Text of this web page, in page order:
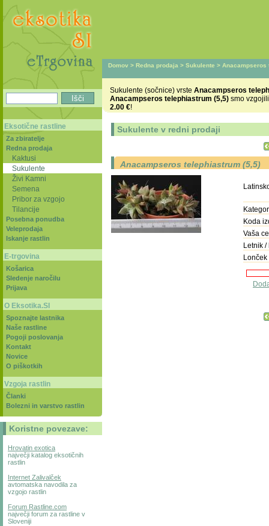
Domov > Redna prodaja > Sukulente > Anacampseros
Sukulente (sočnice) vrste Anacampseros
Anacampseros telephiastrum (5,5) smo
2.00 €!
Sukulente v redni prodaji
Anacampseros telephiastrum (5,5)
Koda
Vaša
Letnik /
Lonček
Eksotične rastline
Za zbiratelje
Redna prodaja
Kaktusi
Sukulente
Živi Kamni
Semena
Pribor za vzgojo
Tilancije
Posebna ponudba
Veleprodaja
Iskanje rastlin
E-trgovina
Košarica
Sledenje naročilu
Prijava
O Eksotika.SI
Spoznajte lastnika
Naše rastline
Pogoji poslovanja
Kontakt
Novice
O piškotkih
Vzgoja rastlin
Članki
Bolezni in varstvo rastlin
Koristne povezave:
Hrovatin exotica
največji katalog eksotičnih
rastlin
Internet Zalivalček
avtomatska navodila za
vzgojo rastlin
Forum Rastline.com
največji forum za rastline v
Sloveniji